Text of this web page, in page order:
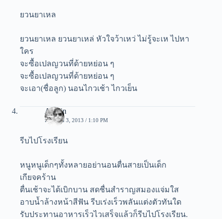
ยวนยาเหล
ยวนยาเหล ยวนยาเหล่ หัวใจว้าเหว่ ไม่รู้จะเห ไปหา
ใคร
จะซื้อเปลญวนที่ด้ายหย่อน ๆ
จะซื้อเปลญวนที่ด้ายหย่อน ๆ
จะเอา(ชื่อลูก) นอนไกวเช้า ไกวเย็น
Admin
มกราคม 3, 2013 / 1:10 PM
รีบไปโรงเรียน
หนูหนูเด็กๆทั้งหลายอย่านอนตื่นสายเป็นเด็ก
เกียจคร้าน
ตื่นเช้าจะได้เบิกบาน สดชื่นสำราญสมองแจ่มใส
อาบน้ำล้างหน้าสีฟัน รีบเร่งเร็วพลันแต่งตัวทันใด
รับประทานอาหารเร็วไวเสร็จแล้วก็รีบไปโรงเรียน.